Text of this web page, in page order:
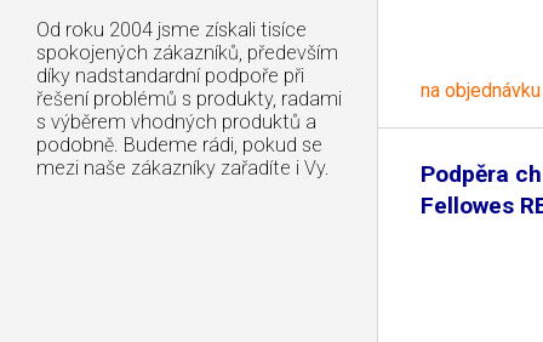
Od roku 2004 jsme získali tisíce
spokojených zákazníků, především
díky nadstandardní podpoře při
řešení problémů s produkty, radami
s výběrem vhodných produktů a
podobně. Budeme rádi, pokud se
mezi naše zákazníky zařadíte i Vy.
na objednávku
Podpěra
Fellowes